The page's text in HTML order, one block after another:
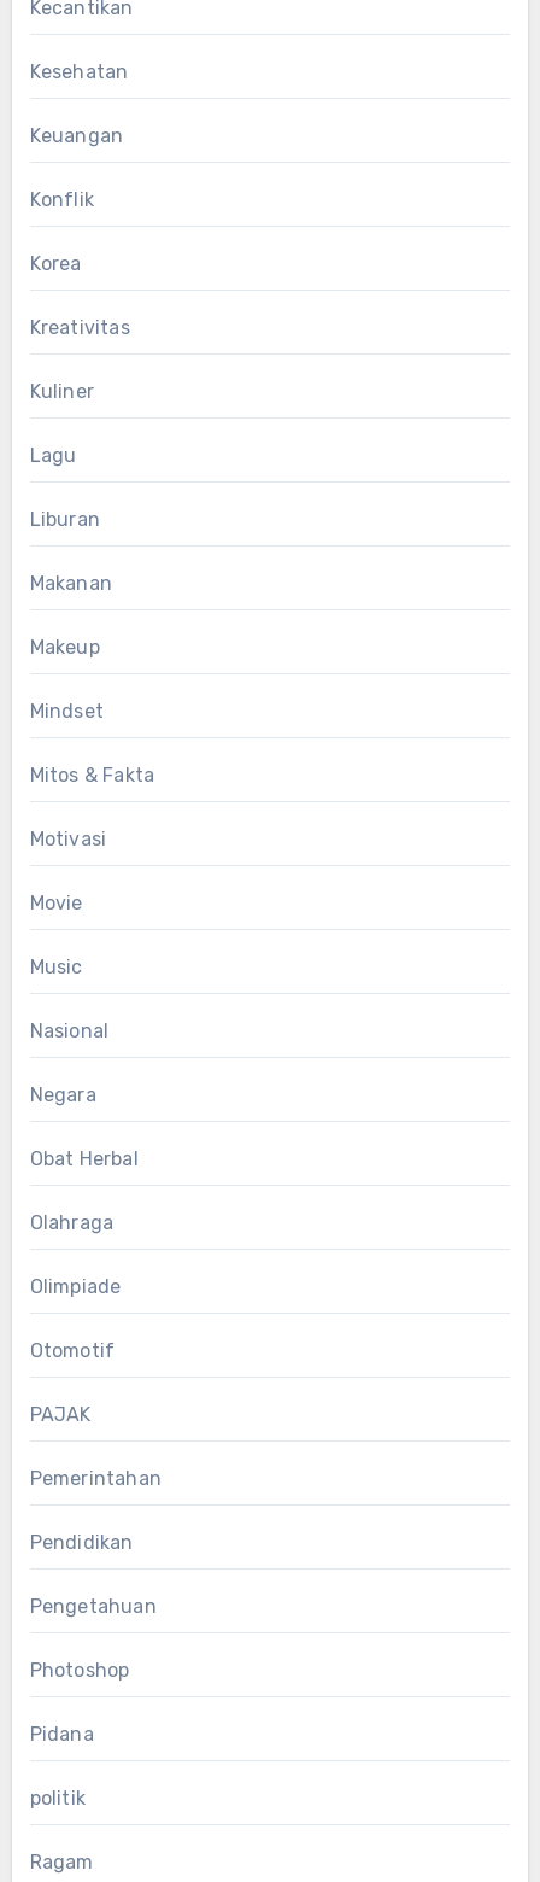
Kecantikan
Kesehatan
Keuangan
Konflik
Korea
Kreativitas
Kuliner
Lagu
Liburan
Makanan
Makeup
Mindset
Mitos & Fakta
Motivasi
Movie
Music
Nasional
Negara
Obat Herbal
Olahraga
Olimpiade
Otomotif
PAJAK
Pemerintahan
Pendidikan
Pengetahuan
Photoshop
Pidana
politik
Ragam